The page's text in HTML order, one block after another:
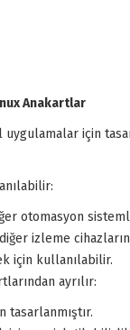
Anakartlar
için
otomasyon
izleme
için kullanılabilir.
ayrılır: